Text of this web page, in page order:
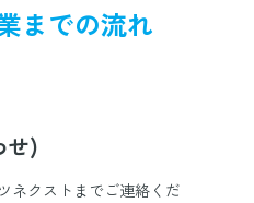
までの流れ
せ)
ネクストまでご連絡くだ